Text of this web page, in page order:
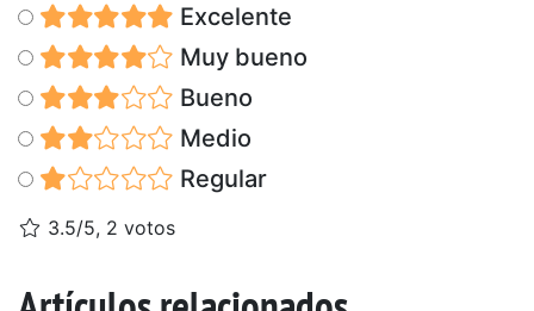
Excelente
Muy bueno
Bueno
Medio
Regular
3.5/5, 2 votos